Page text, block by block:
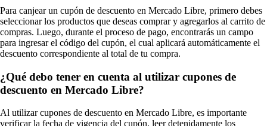
Para canjear un cupón de descuento en Mercado Libre, primero debes
seleccionar los productos que deseas comprar y agregarlos al carrito de
compras. Luego, durante el proceso de pago, encontrarás un campo
para ingresar el código del cupón, el cual aplicará automáticamente el
descuento correspondiente al total de tu compra.
¿Qué debo tener en cuenta al utilizar cupones de
descuento en Mercado Libre?
Al utilizar cupones de descuento en Mercado Libre, es importante
verificar la fecha de vigencia del cupón, leer detenidamente los